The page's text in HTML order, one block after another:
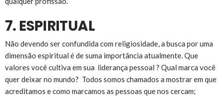
7. ESPIRITUAL
Não devendo ser confundida com religiosidade, a busca por uma
dimensão espiritual é de suma importância atualmente. Que
valores você cultiva em sua liderança pessoal ? Qual marca você
quer deixar no mundo? Todos somos chamados a mostrar em que
acreditamos e como marcamos as pessoas que nos cercam;